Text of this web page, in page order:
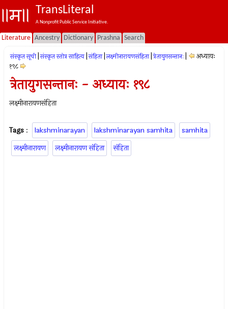
TransLiteral
A Nonprofit Public Service Initiative.
Literature Ancestry Dictionary Prashna Search
संस्कृत सूची संस्कृत स्तोत्र साहित्य संहिता लक्ष्मीनारायणसंहिता त्रेतायुगसन्तानः
अध्यायः
१९८
त्रेतायुगसन्तानः - अध्यायः १९८
लक्ष्मीनारायणसंहिता
Tags : lakshminarayan lakshminarayan samhita
samhita
लक्ष्मीनारायण
लक्ष्मीनारायण संहिता संहिता